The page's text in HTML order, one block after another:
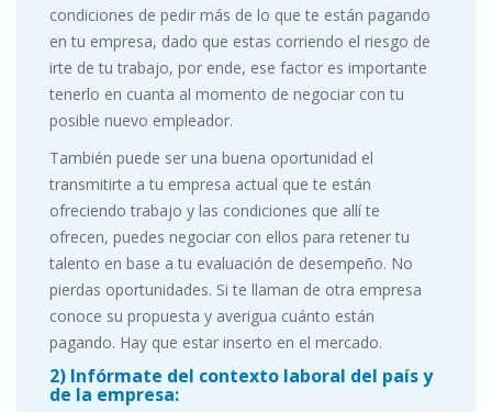
condiciones de pedir más de lo que te están pagando
en tu empresa, dado que estas corriendo el riesgo de
irte de tu trabajo, por ende, ese factor es importante
tenerlo en cuanta al momento de negociar con tu
posible nuevo empleador.
También puede ser una buena oportunidad el
transmitirte a tu empresa actual que te están
ofreciendo trabajo y las condiciones que allí te
ofrecen, puedes negociar con ellos para retener tu
talento en base a tu evaluación de desempeño. No
pierdas oportunidades. Si te llaman de otra empresa
conoce su propuesta y averigua cuánto están
pagando. Hay que estar inserto en el mercado.
2) Infórmate del contexto laboral del país y
de la empresa: